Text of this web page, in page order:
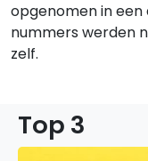
opgenomen in een
nummers werden
zelf.
Top 3